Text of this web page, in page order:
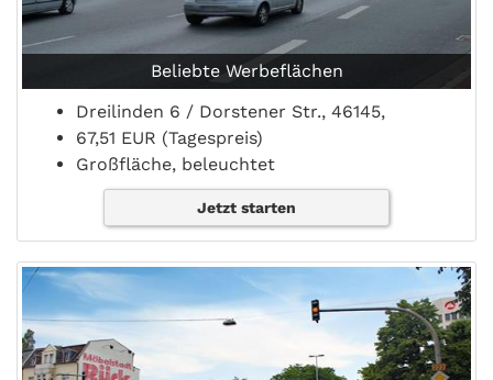
Beliebte Werbeflächen
Dreilinden 6 / Dorstener Str., 46145,
67,51 EUR (Tagespreis)
Großfläche, beleuchtet
Jetzt starten